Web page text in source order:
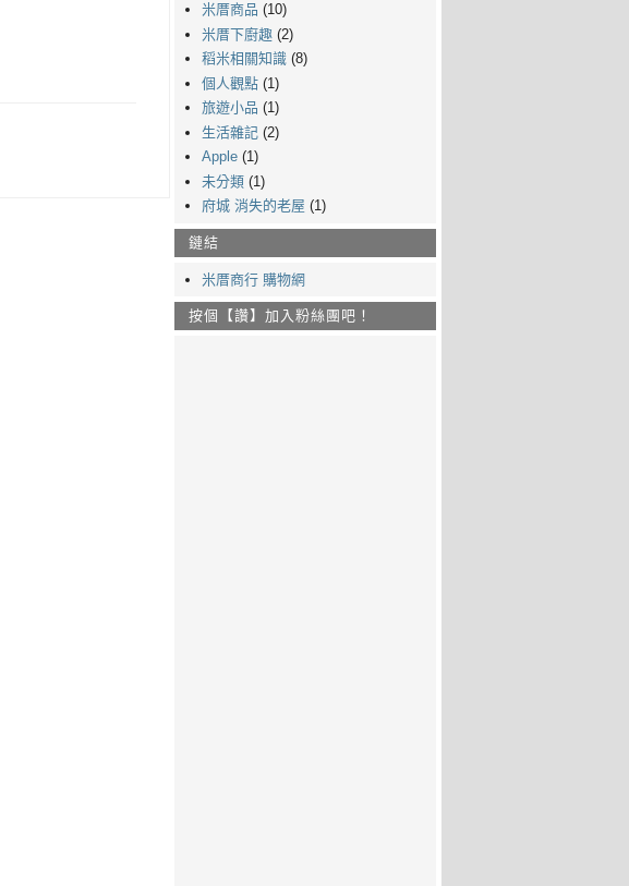
米厝商品 (10)
米厝下廚趣 (2)
稻米相關知識 (8)
個人觀點 (1)
旅遊小品 (1)
生活雜記 (2)
Apple (1)
未分類 (1)
府城 消失的老屋 (1)
鏈結
米厝商行 購物網
按個【讚】加入粉絲團吧！